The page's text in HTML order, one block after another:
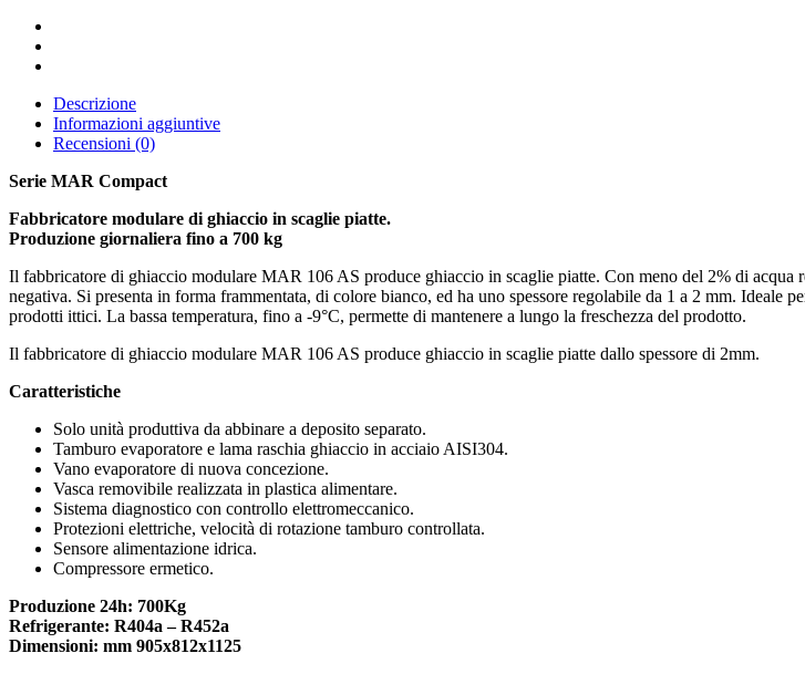
Descrizione
Informazioni aggiuntive
Recensioni (0)
Serie MAR Compact
Fabbricatore modulare di ghiaccio in scaglie piatte.
Produzione giornaliera fino a 700 kg
Il fabbricatore di ghiaccio modulare MAR 106 AS produce ghiaccio in scaglie piatte. Con meno del 2% di
negativa. Si presenta in forma frammentata, di colore bianco, ed ha uno spessore regolabile da 1 a 2 mm.
prodotti ittici. La bassa temperatura, fino a -9°C, permette di mantenere a lungo la freschezza del prodotto.
Il fabbricatore di ghiaccio modulare MAR 106 AS produce ghiaccio in scaglie piatte dallo spessore di 2mm.
Caratteristiche
Solo unità produttiva da abbinare a deposito separato.
Tamburo evaporatore e lama raschia ghiaccio in acciaio AISI304.
Vano evaporatore di nuova concezione.
Vasca removibile realizzata in plastica alimentare.
Sistema diagnostico con controllo elettromeccanico.
Protezioni elettriche, velocità di rotazione tamburo controllata.
Sensore alimentazione idrica.
Compressore ermetico.
Produzione 24h: 700Kg
Refrigerante: R404a – R452a
Dimensioni: mm 905x812x1125